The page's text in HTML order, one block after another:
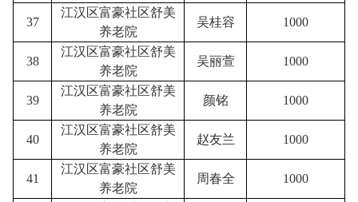
37
江汉区富豪社区舒美
养老院
吴桂容 1000
38
江汉区富豪社区舒美
养老院
吴丽萱 1000
39
江汉区富豪社区舒美
养老院
颜铭 1000
40
江汉区富豪社区舒美
养老院
赵友兰 1000
41
江汉区富豪社区舒美
养老院
周春全 1000